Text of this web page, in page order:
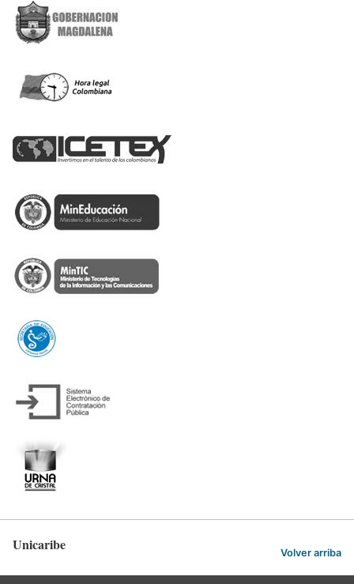
Unicaribe Volver arriba